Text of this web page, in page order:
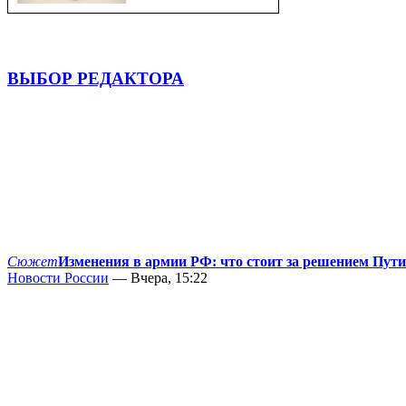
ВЫБОР РЕДАКТОРА
СюжетИзменения в армии РФ: что стоит за решением
Новости России — Вчера, 15:22